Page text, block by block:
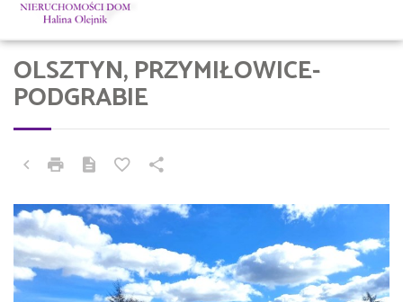
OLSZTYN, PRZYMIŁOWICE-
PODGRABIE